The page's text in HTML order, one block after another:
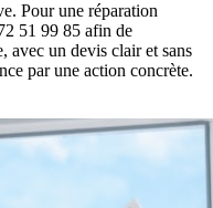
Pour une réparation
51 99 85 afin de
avec un devis clair et sans
par une action concrète.